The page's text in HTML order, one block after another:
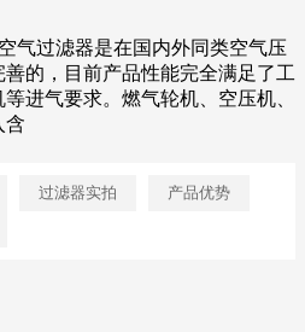
气过滤器是在国内外同类空气压
的，目前产品性能完全满足了工
进气要求。燃气轮机、空压机、
含
过滤器实拍
产品优势